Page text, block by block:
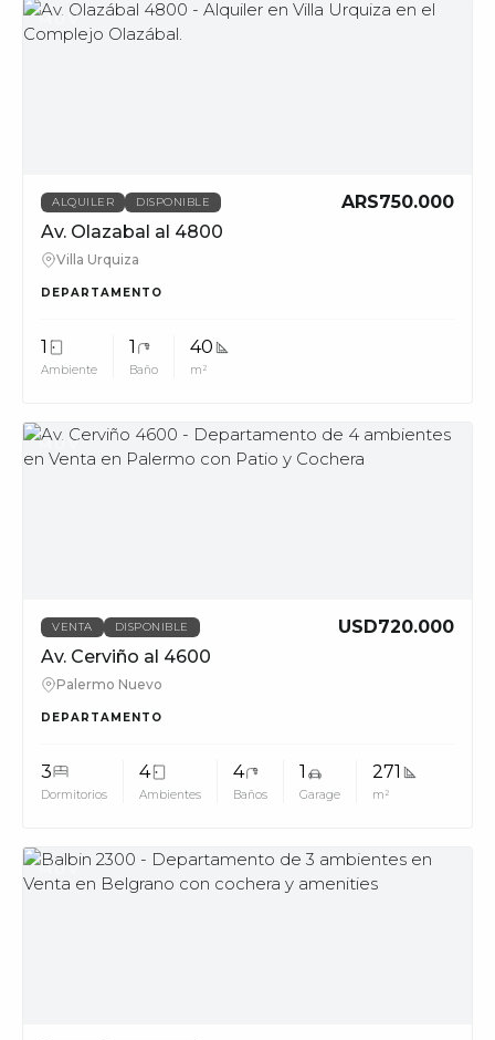
MUV
ALQUILER DISPONIBLE
ARS750.000
Av. Olazabal al 4800
Villa Urquiza
DEPARTAMENTO
1
Ambiente
1
Baño
40
m²
MUV
VENTA DISPONIBLE
USD720.000
Av. Cerviño al 4600
Palermo Nuevo
DEPARTAMENTO
3
Dormitorios
4
Ambientes
4
Baños
1
Garage
271
m²
MUV